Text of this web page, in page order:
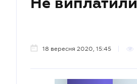
18 вересня 2020, 15:45